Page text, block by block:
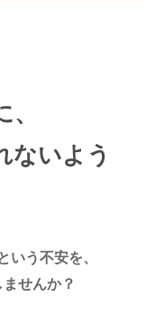
ないよう
いう不安を、
せんか？